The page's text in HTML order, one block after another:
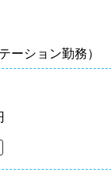
ーション勤務）